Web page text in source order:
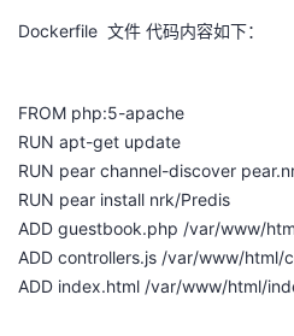
Dockerfile 文件 代码内容如下：
FROM php:5-apache
RUN apt-get update
RUN pear channel-discover
RUN pear install nrk/Predis
ADD guestbook.php /var/www/
ADD controllers.js /var/www/html/
ADD index.html /var/www/html/